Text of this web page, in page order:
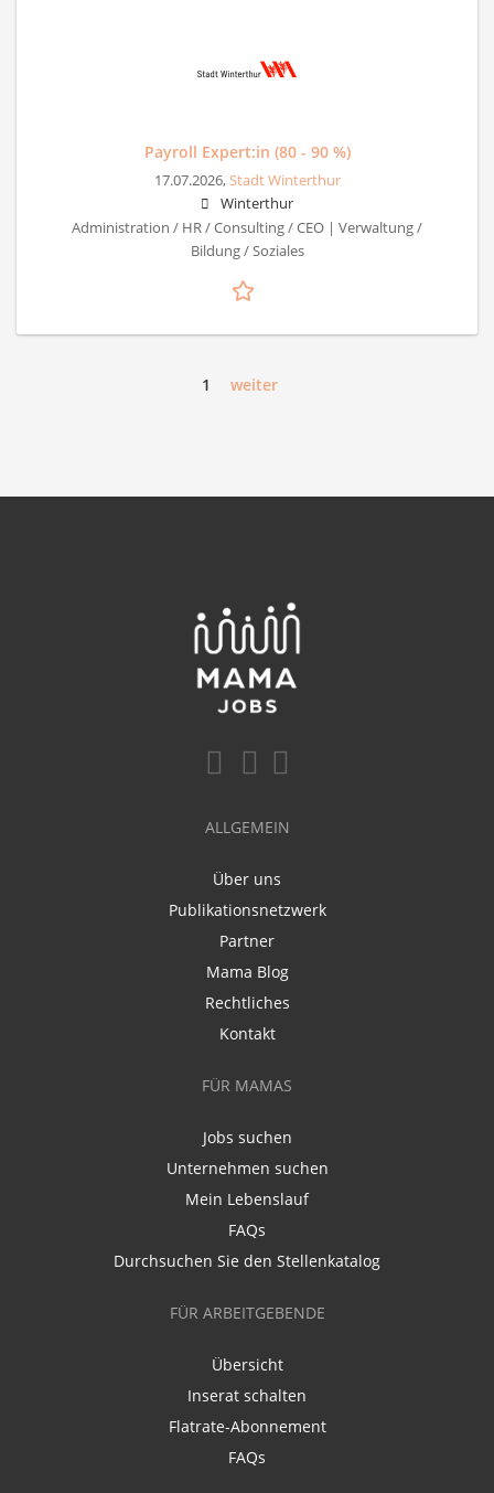
Payroll Expert:in (80 - 90 %)
17.07.2026,Stadt Winterthur
Winterthur
Administration / HR / Consulting / CEO | Verwaltung /
Bildung / Soziales
1 weiter
ALLGEMEIN
Über uns
Publikationsnetzwerk
Partner
Mama Blog
Rechtliches
Kontakt
FÜR MAMAS
Jobs suchen
Unternehmen suchen
Mein Lebenslauf
FAQs
Durchsuchen Sie den Stellenkatalog
FÜR ARBEITGEBENDE
Übersicht
Inserat schalten
Flatrate-Abonnement
FAQs